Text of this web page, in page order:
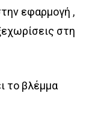
εφαρμογή ,
στη
το βλέμμα